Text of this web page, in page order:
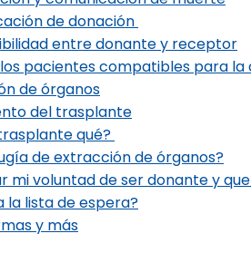
de donación
entre donante y receptor
pacientes compatibles para la
de órganos
del trasplante
qué?
de extracción de órganos?
mi voluntad de ser donante y
la lista de espera?
y más